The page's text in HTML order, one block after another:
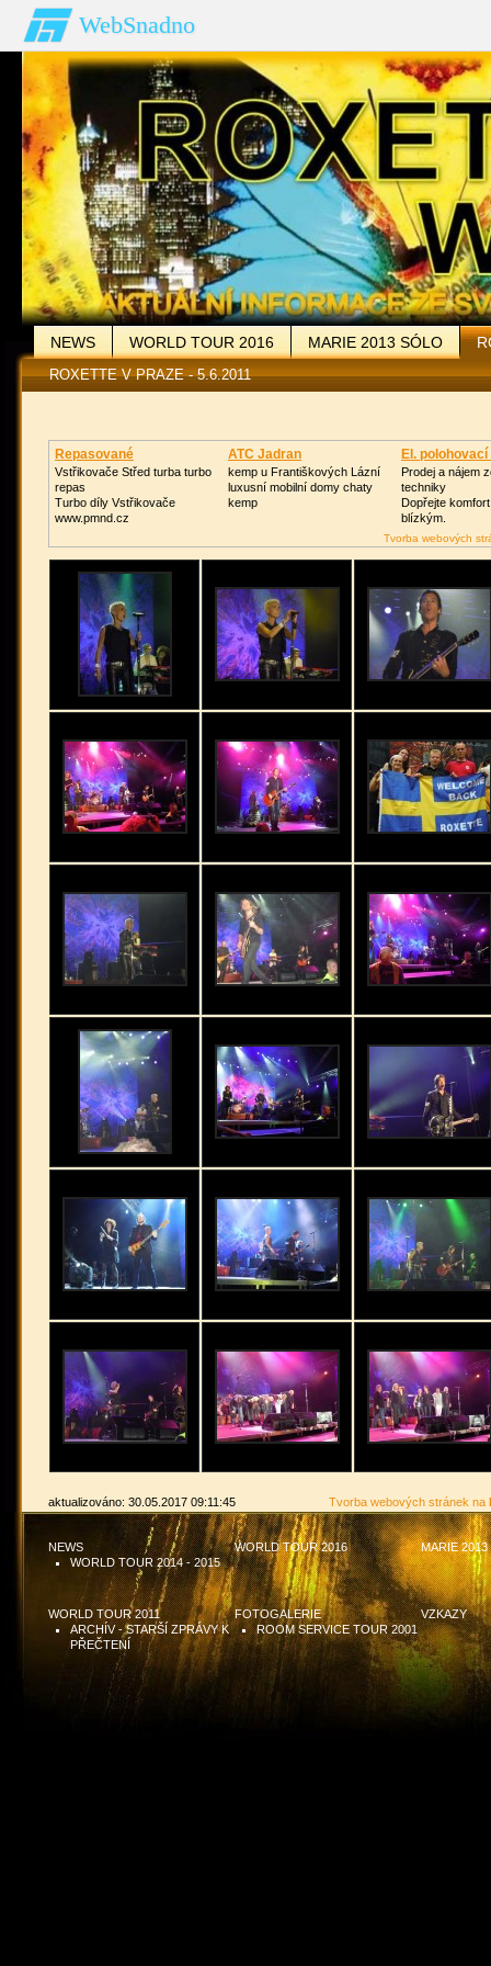
WebSnadno
NEWS WORLD TOUR 2016 MARIE 2013 SÓLO
WORLD TOUR 2011
FOTOGALERIE VZKAZY
ROXETTE V PRAZE - 5.6.2011
Repasované
Turbodmychadlo
Vstřikovače Střed turba turbo
repas
Turbo díly Vstřikovače
www.pmnd.cz
ATC Jadran
kemp u Františkových Lázní
luxusní mobilní domy chaty
kemp
El.
Prodej a nájem
techniky
Dopřejte
blízkým.
Tvorba webových
Tvorba webových stránek na
aktualizováno: 30.05.2017 09:11:45
NEWS
WORLD TOUR 2014 - 2015
WORLD TOUR 2016 MARIE 2013
WORLD TOUR 2011
ARCHÍV - STARŠÍ ZPRÁVY K
PŘEČTENÍ
FOTOGALERIE
ROOM SERVICE TOUR 2001
VZKAZY